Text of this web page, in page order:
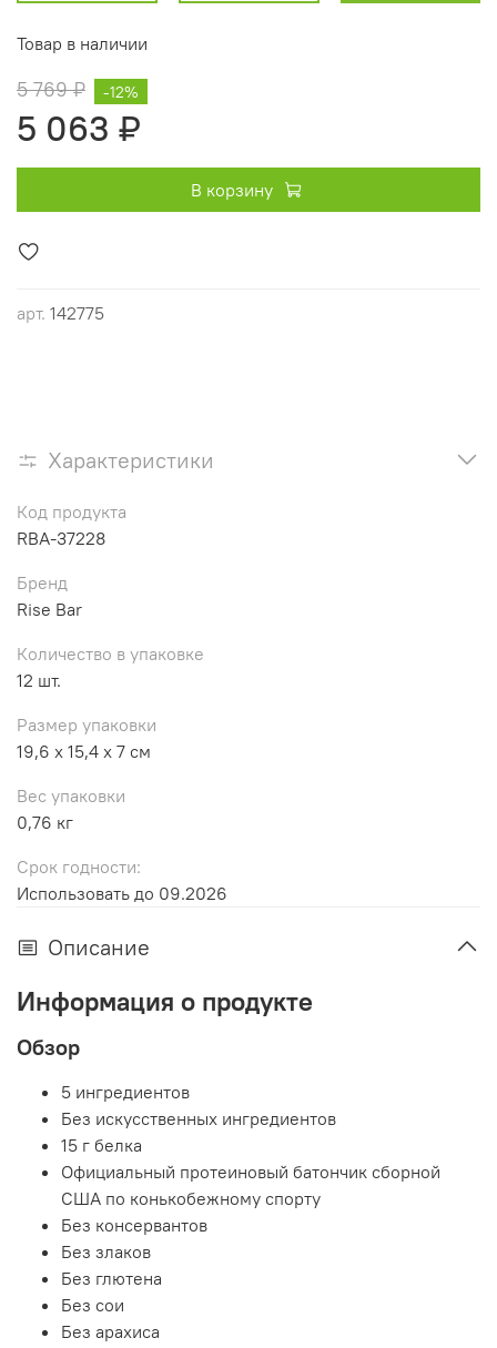
арт. 142775
Товар в наличии
5 769 ₽
5 063 ₽
-12%
В корзину
Характеристики
Код продукта
RBA-37228
Бренд
Rise Bar
Количество в упаковке
12 шт.
Размер упаковки
19,6 x 15,4 x 7 см
Вес упаковки
0,76 кг
Срок годности:
Использовать до 09.2026
Описание
Информация о продукте
Обзор
5 ингредиентов
Без искусственных ингредиентов
15 г белка
Официальный протеиновый батончик сборной
США по конькобежному спорту
Без консервантов
Без злаков
Без глютена
Без сои
Без арахиса